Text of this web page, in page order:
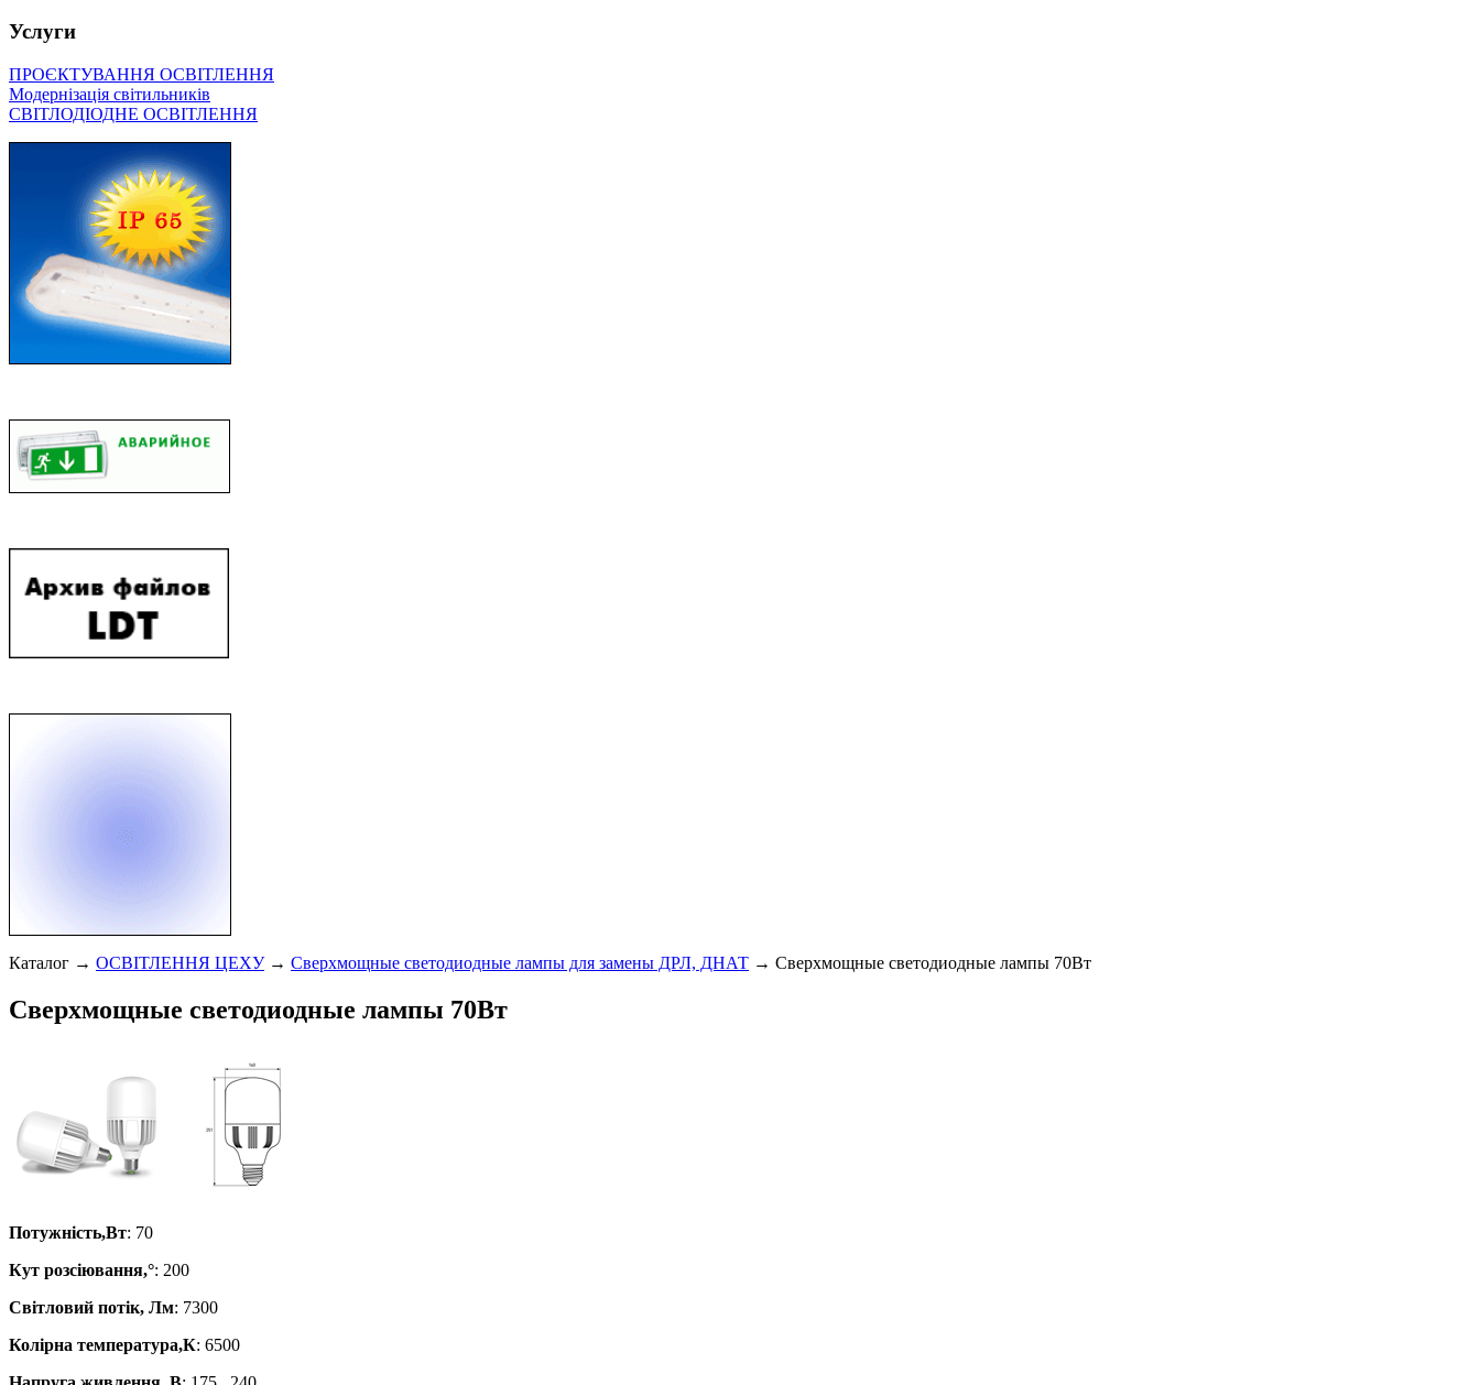
Услуги
ПРОЄКТУВАННЯ ОСВІТЛЕННЯ
Модернізація світильників
СВІТЛОДІОДНЕ ОСВІТЛЕННЯ
Каталог → ОСВІТЛЕННЯ ЦЕХУ→ Сверхмощные светодиодные лампы для замены ДРЛ, ДНАТ → Сверхмощные светодиодные лампы 70Вт
Сверхмощные светодиодные лампы 70Вт
Потужність,Вт: 70
Кут розсіювання,°: 200
Світловий потік, Лм: 7300
Колірна температура,К: 6500